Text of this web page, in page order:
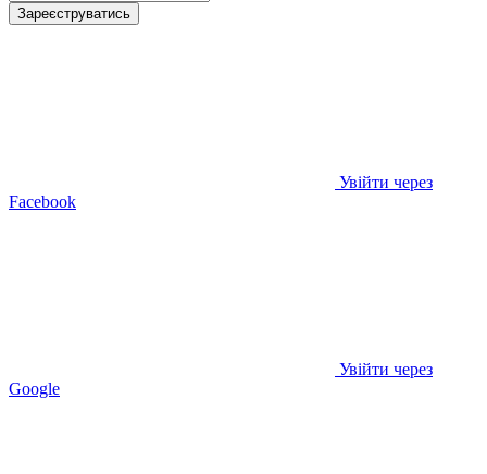
Зареєструватись
Увійти через
Facebook
Увійти через
Google